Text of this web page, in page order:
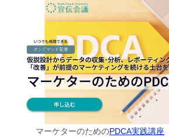
マーケターのためのPDCA実践講座